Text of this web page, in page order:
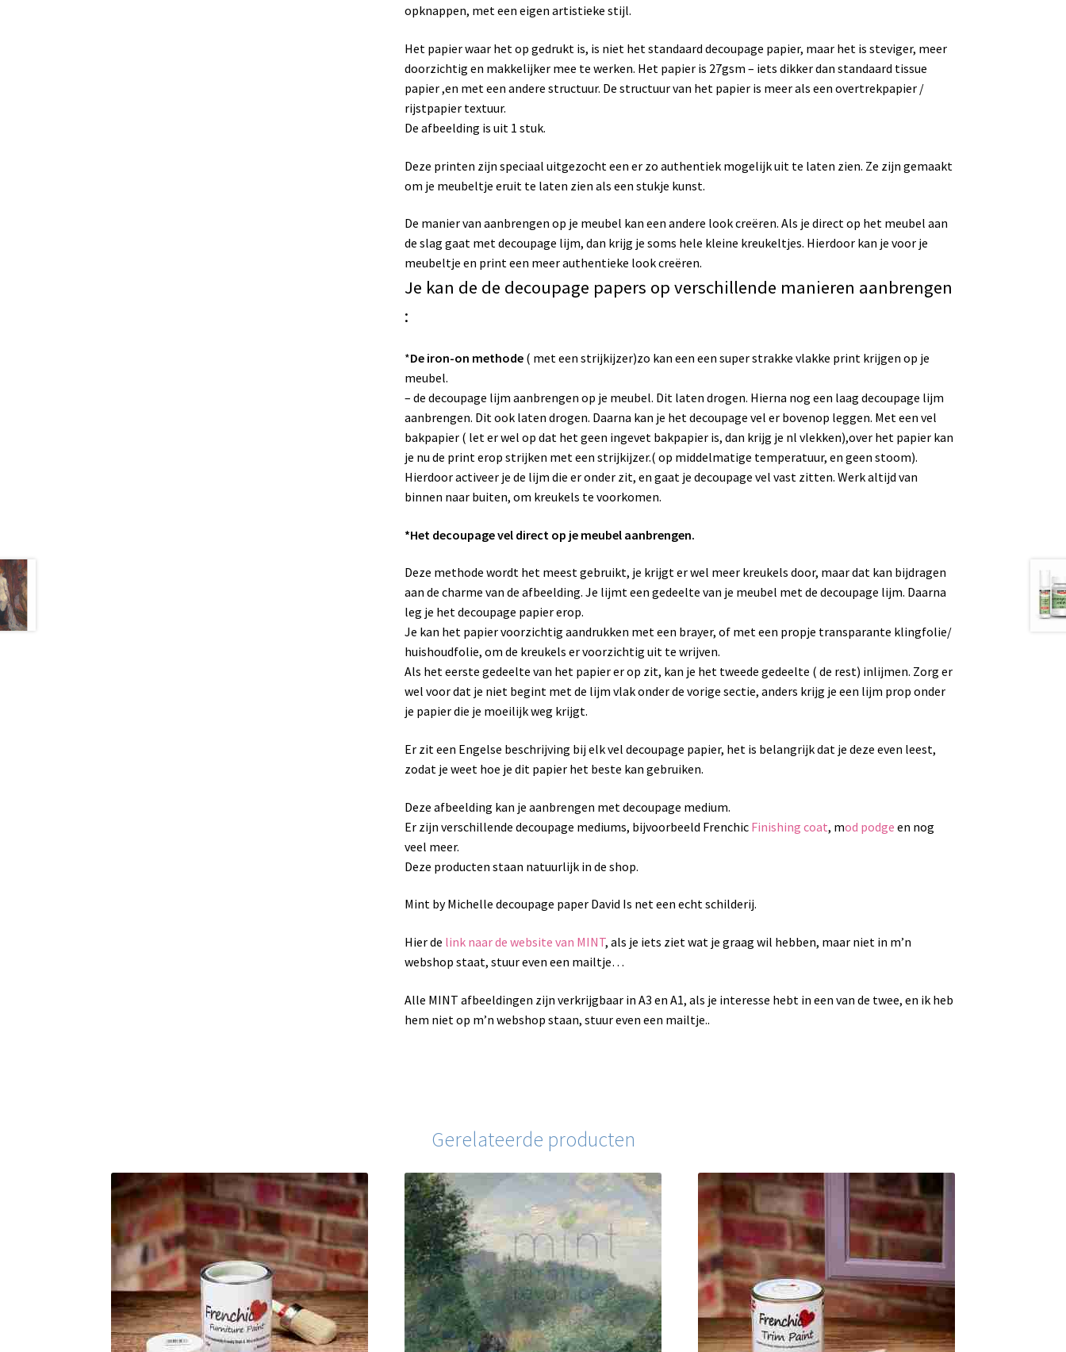
opknappen, met een eigen artistieke stijl.
Het papier waar het op gedrukt is, is niet het standaard decoupage papier, maar het is steviger, meer
doorzichtig en makkelijker mee te werken. Het papier is 27gsm – iets dikker dan standaard tissue
papier ,en met een andere structuur. De structuur van het papier is meer als een overtrekpapier /
rijstpapier textuur.
De afbeelding is uit 1 stuk.
Deze printen zijn speciaal uitgezocht een er zo authentiek mogelijk uit te laten zien. Ze zijn gemaakt
om je meubeltje eruit te laten zien als een stukje kunst.
De manier van aanbrengen op je meubel kan een andere look creëren. Als je direct op het meubel aan
de slag gaat met decoupage lijm, dan krijg je soms hele kleine kreukeltjes. Hierdoor kan je voor je
meubeltje en print een meer authentieke look creëren.
Je kan de de decoupage papers op verschillende manieren aanbrengen
:
*De iron-on methode ( met een strijkijzer)zo kan een een super strakke vlakke print krijgen op je
meubel.
– de decoupage lijm aanbrengen op je meubel. Dit laten drogen. Hierna nog een laag decoupage lijm
aanbrengen. Dit ook laten drogen. Daarna kan je het decoupage vel er bovenop leggen. Met een vel
bakpapier ( let er wel op dat het geen ingevet bakpapier is, dan krijg je nl vlekken),over het papier kan
je nu de print erop strijken met een strijkijzer.( op middelmatige temperatuur, en geen stoom).
Hierdoor activeer je de lijm die er onder zit, en gaat je decoupage vel vast zitten. Werk altijd van
binnen naar buiten, om kreukels te voorkomen.
*Het decoupage vel direct op je meubel aanbrengen.
Deze methode wordt het meest gebruikt, je krijgt er wel meer kreukels door, maar dat kan bijdragen
aan de charme van de afbeelding. Je lijmt een gedeelte van je meubel met de decoupage lijm. Daarna
leg je het decoupage papier erop.
Je kan het papier voorzichtig aandrukken met een brayer, of met een propje transparante klingfolie/
huishoudfolie, om de kreukels er voorzichtig uit te wrijven.
Als het eerste gedeelte van het papier er op zit, kan je het tweede gedeelte ( de rest) inlijmen. Zorg er
wel voor dat je niet begint met de lijm vlak onder de vorige sectie, anders krijg je een lijm prop onder
je papier die je moeilijk weg krijgt.
Er zit een Engelse beschrijving bij elk vel decoupage papier, het is belangrijk dat je deze even leest,
zodat je weet hoe je dit papier het beste kan gebruiken.
Deze afbeelding kan je aanbrengen met decoupage medium.
Er zijn verschillende decoupage mediums, bijvoorbeeld Frenchic Finishing coat, mod podge en nog
veel meer.
Deze producten staan natuurlijk in de shop.
Mint by Michelle decoupage paper David Is net een echt schilderij.
Hier de link naar de website van MINT, als je iets ziet wat je graag wil hebben, maar niet in m’n
webshop staat, stuur even een mailtje…
Alle MINT afbeeldingen zijn verkrijgbaar in A3 en A1, als je interesse hebt in een van de twee, en ik heb
hem niet op m’n webshop staan, stuur even een mailtje..
Gerelateerde producten